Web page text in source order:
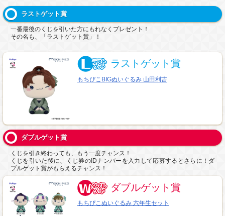
ラストゲット賞
一番最後のくじを引いた方にもれなくプレゼント！
その名も、「ラストゲット賞」！
ラストゲット賞
もちぴこBIGぬいぐるみ 山田利吉
ダブルゲット賞
くじを引き終わっても、もう一度チャンス！
くじを引いた後に、くじ券のIDナンバーを入力して応募するとさらに！ダ
ブルゲット賞がもらえるチャンス！
ダブルゲット賞
もちぴこぬいぐるみ 六年生セット